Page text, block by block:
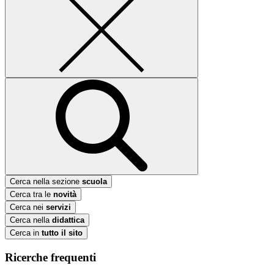
Cerca nella sezione scuola
Cerca tra le novità
Cerca nei servizi
Cerca nella didattica
Cerca in tutto il sito
Ricerche frequenti